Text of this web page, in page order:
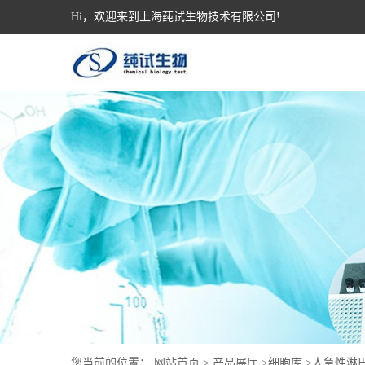
Hi，欢迎来到上海莼试生物技术有限公司!